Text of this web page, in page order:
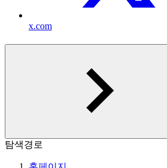
x.com
탐색경로